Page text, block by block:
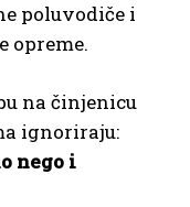
poluvodiče i
opreme.
na činjenicu
ignoriraju:
nego i